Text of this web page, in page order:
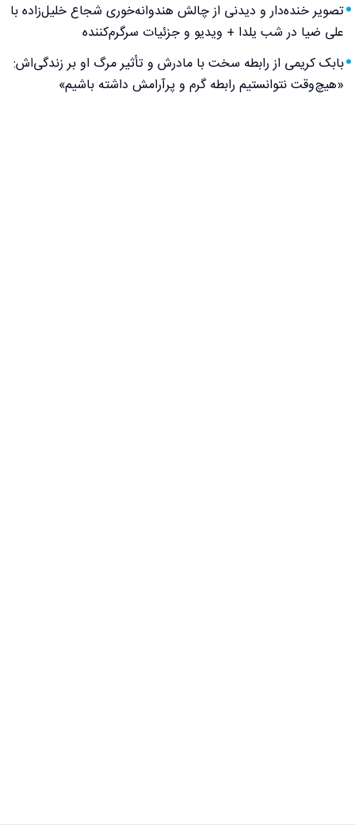
تصویر خنده‌دار و دیدنی از چالش هندوانه‌خوری شجاع خلیل‌زاده با
علی ضیا در شب یلدا + ویدیو و جزئیات سرگرم‌کننده
بابک کریمی از رابطه سخت با مادرش و تأثیر مرگ او بر زندگی‌اش:
«هیچ‌وقت نتوانستیم رابطه گرم و پرآرامش داشته باشیم»